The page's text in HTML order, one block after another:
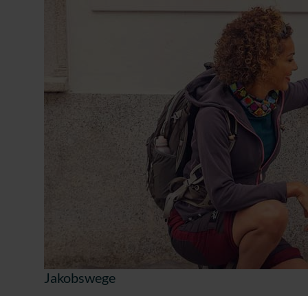
Jakobswege